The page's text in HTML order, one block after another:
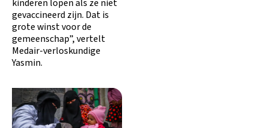
kinderen lopen als ze niet
gevaccineerd zijn. Dat is
grote winst voor de
gemeenschap”, vertelt
Medair-verloskundige
Yasmin.